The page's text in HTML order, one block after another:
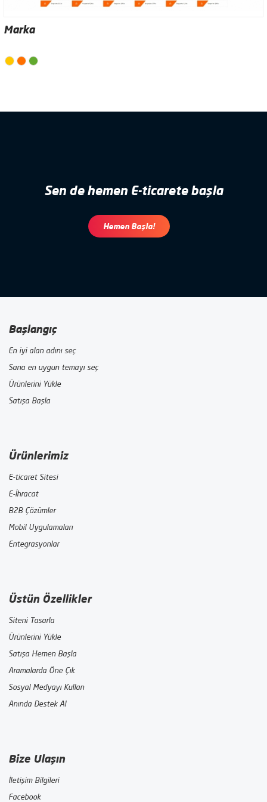
Marka
Sen de hemen E-ticarete başla
Hemen Başla!
Başlangıç
En iyi alan adını seç
Sana en uygun temayı seç
Ürünlerini Yükle
Satışa Başla
Ürünlerimiz
E-ticaret Sitesi
E-İhracat
B2B Çözümler
Mobil Uygulamaları
Entegrasyonlar
Üstün Özellikler
Siteni Tasarla
Ürünlerini Yükle
Satışa Hemen Başla
Aramalarda Öne Çık
Sosyal Medyayı Kullan
Anında Destek Al
Bize Ulaşın
İletişim Bilgileri
Facebook